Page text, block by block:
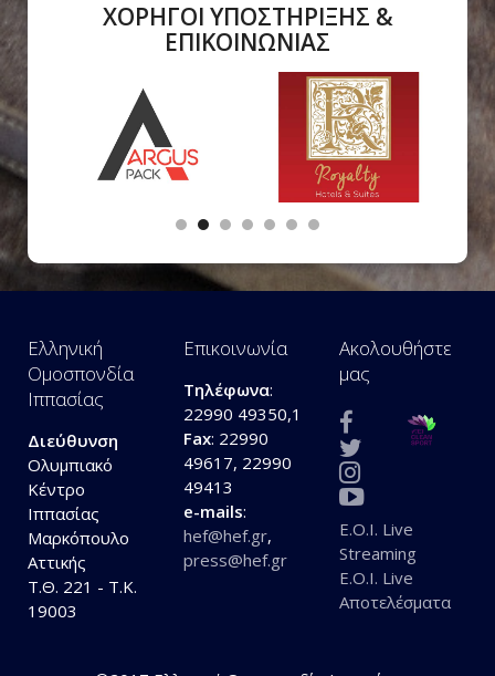
ΧΟΡΗΓΟΙ ΥΠΟΣΤΗΡΙΞΗΣ &
ΕΠΙΚΟΙΝΩΝΙΑΣ
Ελληνική
Ομοσπονδία
Ιππασίας
Διεύθυνση
Ολυμπιακό
Κέντρο
Ιππασίας
Μαρκόπουλο
Αττικής
Τ.Θ. 221 - Τ.Κ.
19003
Επικοινωνία
Τηλέφωνα:
22990 49350,1
Fax: 22990
49617, 22990
49413
e-mails:
hef@hef.gr,
press@hef.gr
Ακολουθήστε
μας
E.O.I. Live
Streaming
E.O.I. Live
Αποτελέσματα